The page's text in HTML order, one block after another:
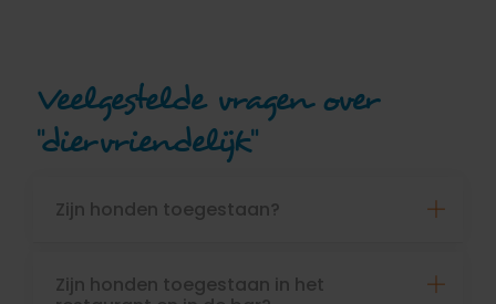
Veelgestelde vragen over
"diervriendelijk"
Zijn honden toegestaan?
Zijn honden toegestaan in het